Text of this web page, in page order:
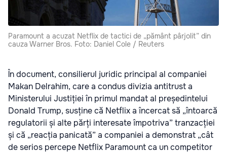
Paramount a acuzat Netflix de tactici de „pământ pârjolit” din
cauza Warner Bros. Foto: Daniel Cole / Reuters
În document, consilierul juridic principal al companiei
Makan Delrahim, care a condus divizia antitrust a
Ministerului Justiției în primul mandat al președintelui
Donald Trump, susține că Netflix a încercat să „întoarcă
regulatorii și alte părți interesate împotriva” tranzacției
și că „reacția panicată” a companiei a demonstrat „cât
de serios percepe Netflix Paramount ca un competitor